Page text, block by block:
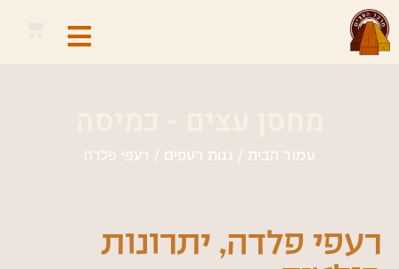
עמוד הבית / גגות רעפים / רעפי פלדה
רעפי פלדה, יתרונות